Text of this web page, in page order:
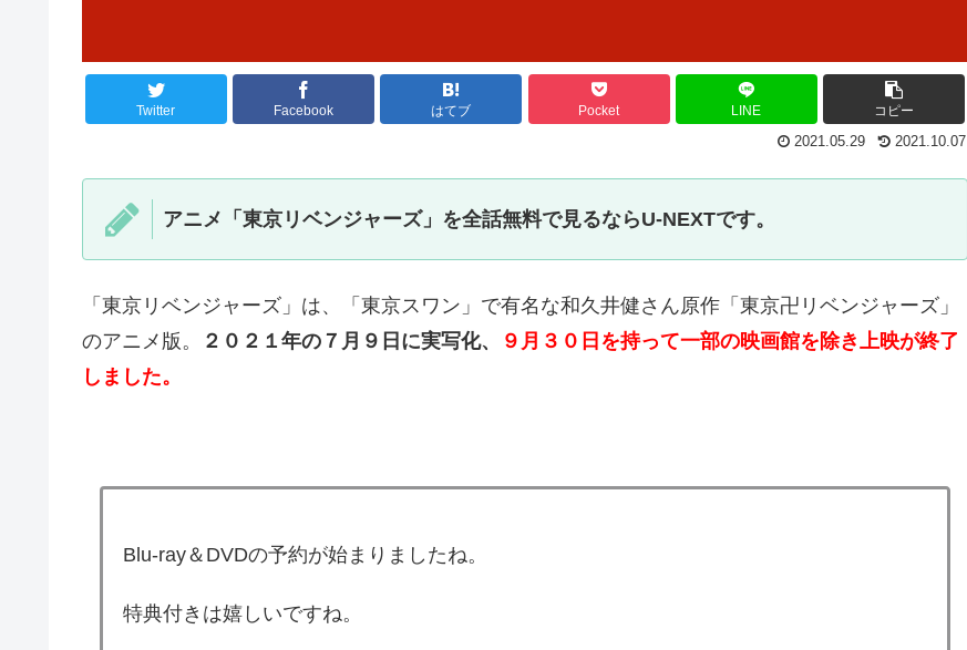
Twitter Facebook はてブ Pocket LINE
コピー
2021.10.07
2021.05.29
アニメ「東京リベンジャーズ」を全話無料で見るならU-NEXTです。
「東京リベンジャーズ」は、「東京スワン」で有名な和久井健さん原作「東京卍リベンジャーズ」
のアニメ版。
２０２１年の７月９日に実写化、
９月３０日を持って一部の映画館を除き上映が終了
しました。
Blu-ray＆DVDの予約が始まりましたね。
特典付きは嬉しいですね。